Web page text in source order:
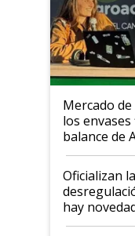
Mercado
los
balance de
Oficializan
hay
la hidrovía